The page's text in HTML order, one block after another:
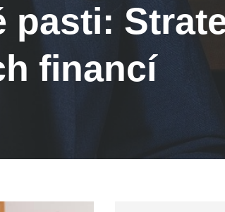
pasti:
financí